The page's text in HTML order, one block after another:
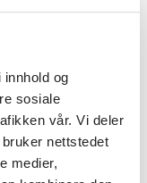
og
sosiale
vår. Vi deler
nettstedet
medier,